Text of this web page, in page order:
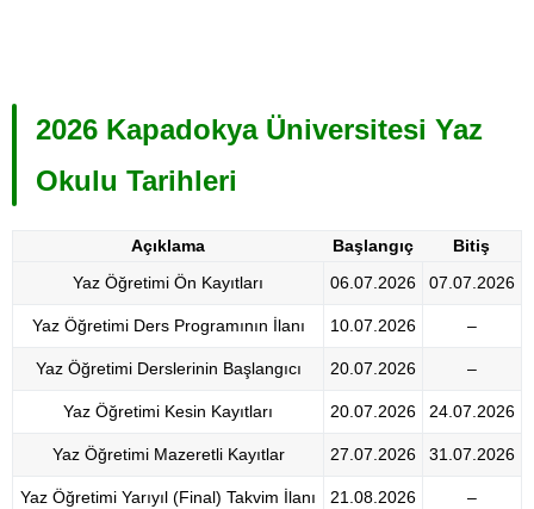
2026 Kapadokya Üniversitesi Yaz
Okulu Tarihleri
Açıklama Başlangıç
Bitiş
Yaz Öğretimi Ön Kayıtları
06.07.2026 07.07.2026
Yaz Öğretimi Ders Programının İlanı 10.07.2026 –
Yaz Öğretimi Derslerinin Başlangıcı 20.07.2026 –
Yaz Öğretimi Kesin Kayıtları 20.07.2026 24.07.2026
Yaz Öğretimi Mazeretli Kayıtlar 27.07.2026 31.07.2026
Yaz Öğretimi Yarıyıl (Final) Takvim İlanı 21.08.2026 –